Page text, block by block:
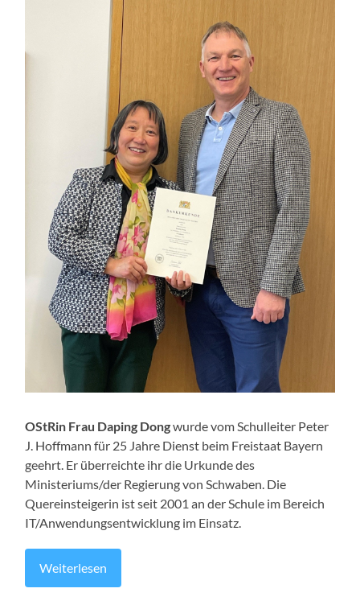
OStRin Frau Daping Dongwurde vom Schulleiter Peter
J. Hoffmann für 25 Jahre Dienst beim Freistaat Bayern
geehrt. Er überreichte ihr die Urkunde des
Ministeriums/der Regierung von Schwaben. Die
Quereinsteigerin ist seit 2001 an der Schule im Bereich
IT/Anwendungsentwicklung im Einsatz.
Weiterlesen